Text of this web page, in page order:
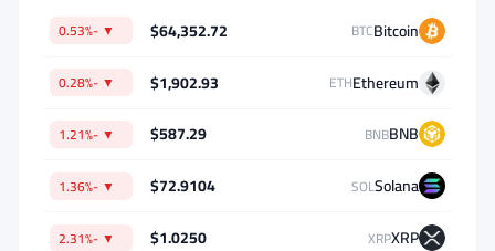
70,000
دولار.
وضعوا
جدولًا
زمنيًا
تقريبيًا
Bitcoin
BTC
$64,352.72
▼ -0.53%
Ethereum
ETH
$1,902.93
▼ -0.28%
BNB
BNB
$587.29
▼ -1.21%
Solana
SOL
$72.9104
▼ -1.36%
XRP
XRP
$1.0250
▼ -2.31%